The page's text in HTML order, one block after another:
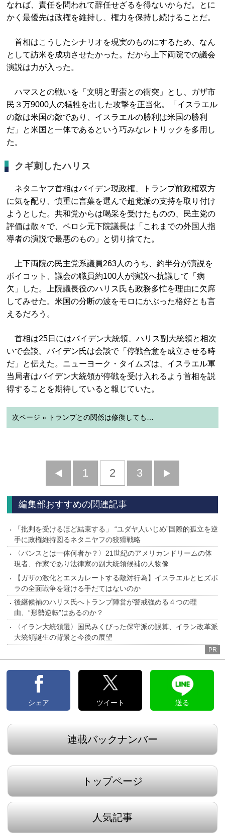
なれば、責任を問われて辞任せざるを得ないからだ。とに
かく最優先は政権を維持し、権力を保持し続けることだ。
首相はこうしたシナリオを現実のものにするため、なん
として訪米を成功させたかった。だから上下両院での議会
演説は力が入った。
ハマスとの戦いを「文明と野蛮との衝突」とし、ガザ市
民３万9000人の犠牲を出した攻撃を正当化。「イスラエル
の敵は米国の敵であり、イスラエルの勝利は米国の勝利
だ」と米国と一体であるという巧みなレトリックを多用し
た。
クギ刺したハリス
ネタニヤフ首相はバイデン現政権、トランプ前政権双方
に気を配り、慎重に言葉を選んで超党派の支持を取り付け
ようとした。共和党からは喝采を受けたものの、民主党の
評価は散々で、ペロシ元下院議長は「これまでの外国人指
導者の演説で最悪のもの」と切り捨てた。
上下両院の民主党系議員263人のうち、約半分が演説を
ボイコット、議会の職員約100人が演説へ抗議して「病
欠」した。上院議長役のハリス氏も政務多忙を理由に欠席
してみせた。米国の分断の波をモロにかぶった格好とも言
えるだろう。
首相は25日にはバイデン大統領、ハリス副大統領と相次
いで会談。バイデン氏は会談で「停戦合意を成立させる時
だ」と伝えた。ニューヨーク・タイムズは、イスラエル軍
当局者はバイデン大統領が停戦を受け入れるよう首相を説
得することを期待していると報じていた。
次ページ » トランプとの関係は修復しても…
前
へ
1 2 3
へ
編集部おすすめの関連記事
「批判を受けるほど結束する」 “ユダヤ人いじめ”国際的孤立を逆
手に政権維持図るネタニヤフの狡猾戦略
〈バンスとは一体何者か？〉21世紀のアメリカンドリームの体
現者、作家であり法律家の副大統領候補の人物像
【ガザの激化とエスカレートする敵対行為】イスラエルとヒズボ
ラの全面戦争を避ける手だてはないのか
後継候補のハリス氏へトランプ陣営が警戒強める４つの理
由、“形勢逆転”はあるのか？
〈イラン大統領選〉国民みくびった保守派の誤算、イラン改革派
大統領誕生の背景と今後の展望
PR
シェア ツイート 送る
連載バックナンバー
トップページ
人気記事